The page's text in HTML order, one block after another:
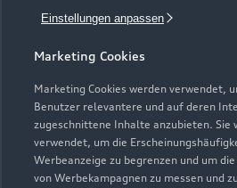
Einstellungen anpassen
Marketing Cookies
Marketing Cookies werden verwendet,
Benutzer relevantere und auf deren
zugeschnittene Inhalte anzubieten. Sie
verwendet, um die
Werbeanzeige zu begrenzen und um
von Werbekampagnen zu messen und
Geschäftskunden
Audi Services
Garantie
Audi digital services
myAudi
Audi Code
Häufige Fragen (FAQ)
Audi Online Beratung
Über Audi
Unternehmen
Karriere
Investor Relations
© 2026 AUDI AG. Alle Rechte